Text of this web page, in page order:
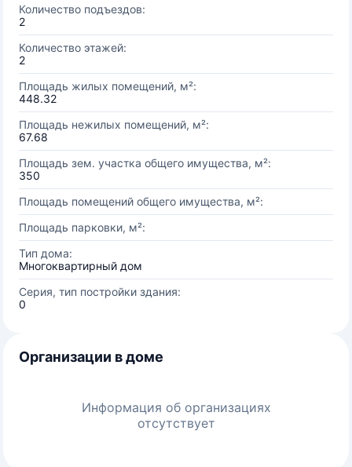
Количество подъездов:
2
Количество этажей:
2
Площадь жилых помещений, м²:
448.32
Площадь нежилых помещений, м²:
67.68
Площадь зем. участка общего имущества, м²:
350
Площадь помещений общего имущества, м²:
Площадь парковки, м²:
Тип дома:
Многоквартирный дом
Серия, тип постройки здания:
0
Организации в доме
Информация об организациях
отсутствует